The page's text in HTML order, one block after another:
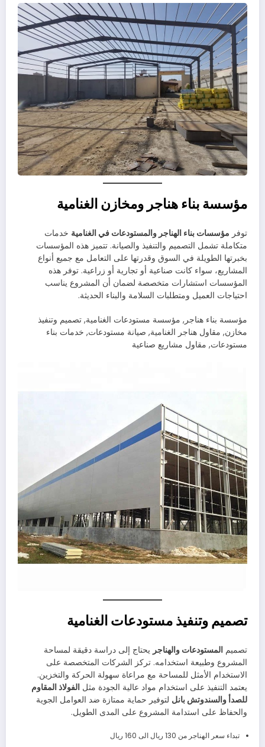
مؤسسة بناء هناجر ومخازن الغنامية
توفر مؤسسات بناء الهناجر والمستودعات في الغنامية خدمات
متكاملة تشمل التصميم والتنفيذ والصيانة. تتميز هذه المؤسسات
بخبرتها الطويلة في السوق وقدرتها على التعامل مع جميع أنواع
المشاريع، سواء كانت صناعية أو تجارية أو زراعية. توفر هذه
المؤسسات استشارات متخصصة لضمان أن المشروع يناسب
احتياجات العميل ومتطلبات السلامة والبناء الحديثة.
مؤسسة بناء هناجر, مؤسسة مستودعات الغنامية, تصميم وتنفيذ
مخازن, مقاول هناجر الغنامية, صيانة مستودعات, خدمات بناء
مستودعات, مقاول مشاريع صناعية
تصميم وتنفيذ مستودعات الغنامية
تصميم المستودعات والهناجر يحتاج إلى دراسة دقيقة لمساحة
المشروع وطبيعة استخدامه. تركز الشركات المتخصصة على
الاستخدام الأمثل للمساحة مع مراعاة سهولة الحركة والتخزين.
يعتمد التنفيذ على استخدام مواد عالية الجودة مثل الفولاذ المقاوم
للصدأ والسندوتش بانل لتوفير حماية ممتازة ضد العوامل الجوية
والحفاظ على استدامة المشروع على المدى الطويل.
تبداء سعر الهناجر من 130 ريال الى 160 ريال